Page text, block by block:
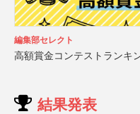
編集部セレクト
高額賞金コンテストランキ
結果発表